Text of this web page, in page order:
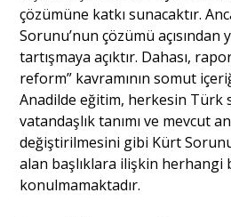
çözümüne katkı sunacaktır.
Sorunu’nun çözümü açısından
tartışmaya açıktır. Dahası,
reform” kavramının somut
Anadilde eğitim, herkesin Türk
vatandaşlık tanımı ve mevcut
değiştirilmesini gibi Kürt
alan başlıklara ilişkin
konulmamaktadır.